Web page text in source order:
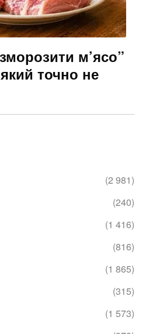
м’ясо”
точно не
(2 981)
(240)
(1 416)
(816)
(1 865)
(315)
(1 573)